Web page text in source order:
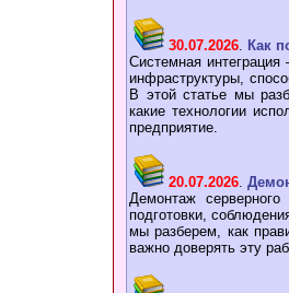
30.07.2026. Как
Системная
инфраструктуры,
В этой статье мы
какие технологии
предприятие.
20.07.2026.
Демонтаж
подготовки,
мы разберем, как
важно доверять эту